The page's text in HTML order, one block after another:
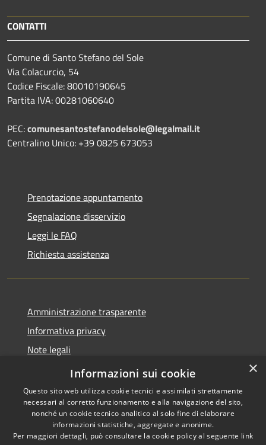
CONTATTI
Comune di Santo Stefano del Sole
Via Colacurcio, 54
Codice Fiscale: 80010190645
Partita IVA: 00281060640
PEC:comunesantostefanodelsole@legalmail.it
Centralino Unico: +39 0825 673053
Prenotazione appuntamento
Segnalazione disservizio
Leggi le FAQ
Richiesta assistenza
Amministrazione trasparente
Informativa privacy
Note legali
Dichiarazione di accessibilità
Copyright © 2026 • Comune di
Santo Stefano del Sole •
×
Informazioni sui cookie
Questo sito web utilizza cookie tecnici e assimilati strettamente
necessari al corretto funzionamento e alla navigazione del sito,
nonché un cookie tecnico analitico al solo fine di elaborare
informazioni statistiche, aggregate e anonime.
Per maggiori dettagli, può consultare la cookie policy al seguente link